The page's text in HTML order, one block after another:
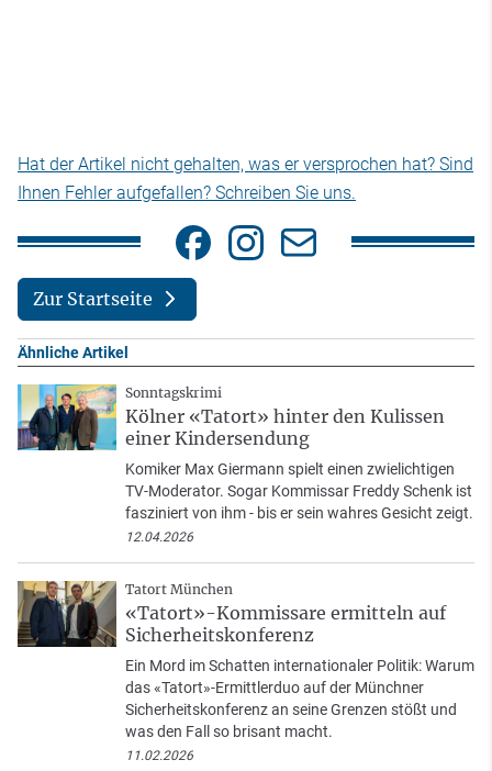
Hat der Artikel nicht gehalten, was er versprochen hat? Sind
Ihnen Fehler aufgefallen? Schreiben Sie uns.
Zur Startseite
Ähnliche Artikel
Sonntagskrimi
Kölner «Tatort» hinter den Kulissen
einer Kindersendung
Komiker Max Giermann spielt einen zwielichtigen
TV-Moderator. Sogar Kommissar Freddy Schenk ist
fasziniert von ihm - bis er sein wahres Gesicht zeigt.
12.04.2026
Tatort München
«Tatort»-Kommissare ermitteln auf
Sicherheitskonferenz
Ein Mord im Schatten internationaler Politik: Warum
das «Tatort»-Ermittlerduo auf der Münchner
Sicherheitskonferenz an seine Grenzen stößt und
was den Fall so brisant macht.
11.02.2026